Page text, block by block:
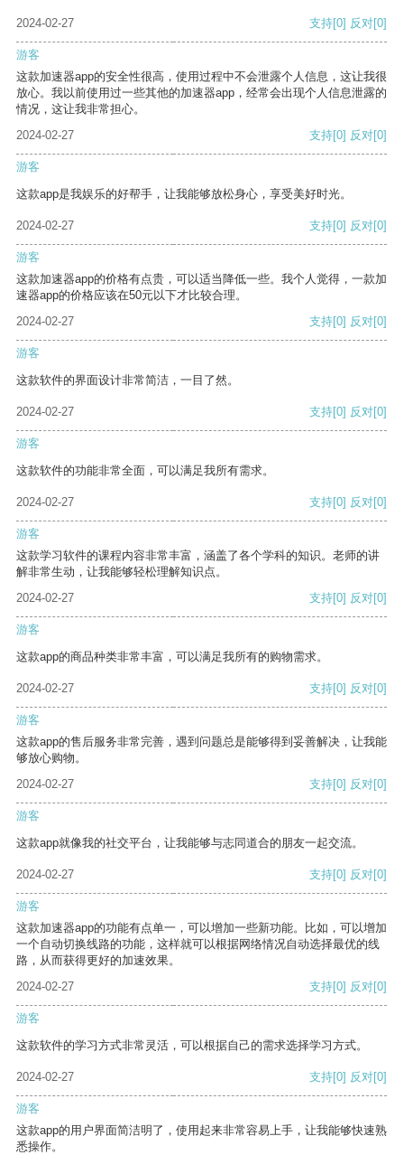
2024-02-27 支持[0] 反对[0]
游客
这款加速器app的安全性很高，使用过程中不会泄露个人信息，这让我很
放心。我以前使用过一些其他的加速器app，经常会出现个人信息泄露的
情况，这让我非常担心。
2024-02-27
支持[0] 反对[0]
游客
这款app是我娱乐的好帮手，让我能够放松身心，享受美好时光。
2024-02-27 支持[0] 反对[0]
游客
这款加速器app的价格有点贵，可以适当降低一些。我个人觉得，一款加
速器app的价格应该在50元以下才比较合理。
2024-02-27
支持[0] 反对[0]
游客
这款软件的界面设计非常简洁，一目了然。
2024-02-27 支持[0] 反对[0]
游客
这款软件的功能非常全面，可以满足我所有需求。
2024-02-27 支持[0] 反对[0]
游客
这款学习软件的课程内容非常丰富，涵盖了各个学科的知识。老师的讲
解非常生动，让我能够轻松理解知识点。
2024-02-27
支持[0] 反对[0]
游客
这款app的商品种类非常丰富，可以满足我所有的购物需求。
2024-02-27 支持[0] 反对[0]
游客
这款app的售后服务非常完善，遇到问题总是能够得到妥善解决，让我能
够放心购物。
2024-02-27
支持[0] 反对[0]
游客
这款app就像我的社交平台，让我能够与志同道合的朋友一起交流。
2024-02-27 支持[0] 反对[0]
游客
这款加速器app的功能有点单一，可以增加一些新功能。比如，可以增加
一个自动切换线路的功能，这样就可以根据网络情况自动选择最优的线
路，从而获得更好的加速效果。
2024-02-27
支持[0] 反对[0]
游客
这款软件的学习方式非常灵活，可以根据自己的需求选择学习方式。
2024-02-27 支持[0] 反对[0]
游客
这款app的用户界面简洁明了，使用起来非常容易上手，让我能够快速熟
悉操作。